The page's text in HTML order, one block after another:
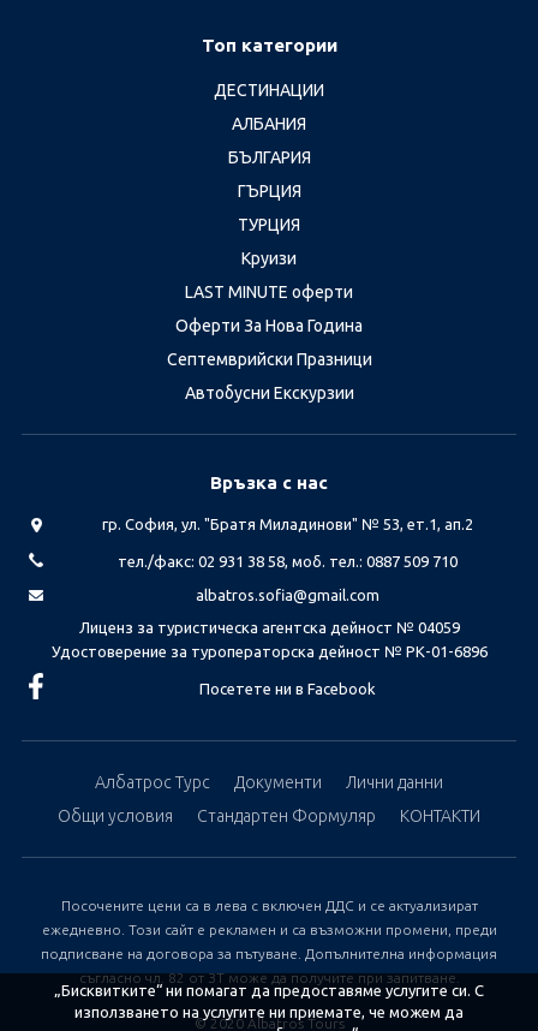
Топ категории
ДЕСТИНАЦИИ
АЛБАНИЯ
БЪЛГАРИЯ
ГЪРЦИЯ
ТУРЦИЯ
Круизи
LAST MINUTE оферти
Оферти За Нова Година
Септемврийски Празници
Автобусни Екскурзии
Връзка с нас
гр. София, ул. "Братя Миладинови" № 53, ет.1, ап.2
тел./факс: 02 931 38 58, моб. тел.: 0887 509 710
albatros.sofia@gmail.com
Лиценз за туристическа агентска дейност № 04059
Удостоверение за туроператорска дейност № РК-01-6896
Посетете ни в Facebook
Албатрос Турс Документи
Лични данни
Общи условия
Стандартен Формуляр КОНТАКТИ
Посочените цени са в лева с включен ДДС и се актуализират
ежедневно. Този сайт е рекламен и са възможни промени, преди
подписване на договора за пътуване. Допълнителна информация
съгласно чл. 82 от ЗТ може да получите при запитване.
© 2020 Albatros Tours
„Бисквитките“ ни помагат да предоставяме услугите си. С
използването на услугите ни приемате, че можем да